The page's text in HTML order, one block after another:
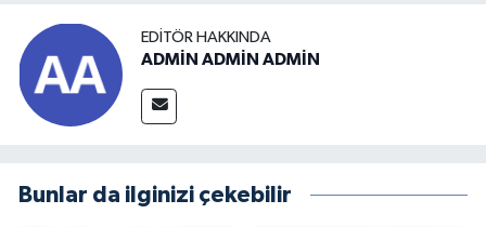
EDITÖR HAKKINDA
ADMİN ADMİN ADMİN
Bunlar da ilginizi çekebilir